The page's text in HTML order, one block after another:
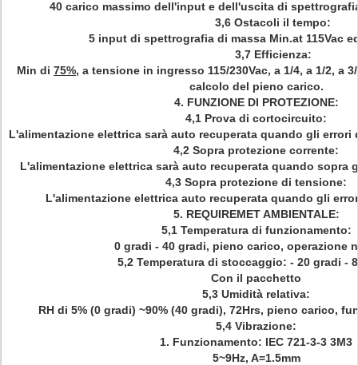
40 carico massimo dell'input e dell'uscita di
3,6 Ostacoli il tempo:
5 input di spettrografia di massa Min.at 115Vac
3,7 Efficienza:
Min di 75%, a tensione in ingresso 115/230Vac, a 1/4, a 1/2, a
calcolo del pieno carico.
4. FUNZIONE DI PROTEZIONE:
4,1 Prova di cortocircuito:
L'alimentazione elettrica sarà auto recuperata quando gli
4,2 Sopra protezione corrente:
L'alimentazione elettrica sarà auto recuperata quando sopra
4,3 Sopra protezione di tensione:
L'alimentazione elettrica auto recuperata quando gli
5. REQUIREMET AMBIENTALE:
5,1 Temperatura di funzionamento:
0 gradi - 40 gradi, pieno carico, operazione
5,2 Temperatura di stoccaggio: - 20 gradi -
Con il pacchetto
5,3 Umidità relativa:
RH di 5% (0 gradi) ~90% (40 gradi), 72Hrs, pieno carico,
5,4 Vibrazione:
1. Funzionamento: IEC 721-3-3 3M3
5~9Hz, A=1.5mm